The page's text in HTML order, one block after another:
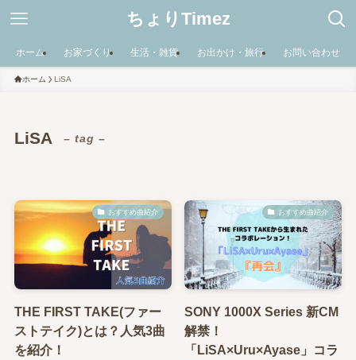
ちょりTimez
ホーム お家づくり 生活・雑貨 お出かけ・旅行 お問い合わせ
ホーム LiSA
LiSA – tag –
おすすめ曲紹介
THE FIRST TAKE(ファー
ストテイク)とは？人気3曲
を紹介！
おすすめ曲紹介
SONY 1000X Series 新CM
解禁！
「LiSA×Uru×Ayase」コラ